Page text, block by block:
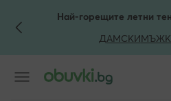
КЪМ ОСНОВНОТО
КЪМ ТЪРСЕНЕНай-горещите летни
ДАМСКИ